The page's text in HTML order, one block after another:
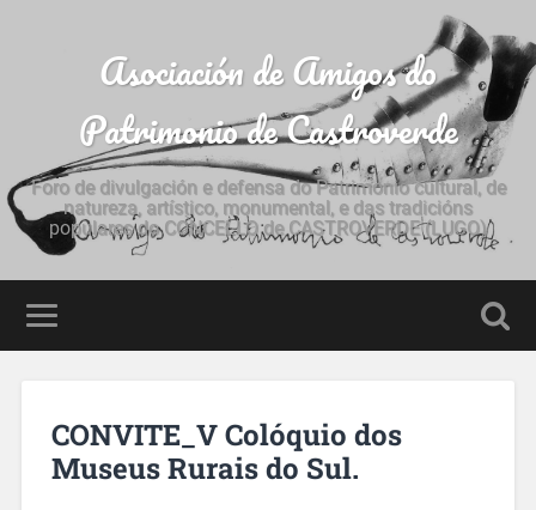
Asociación de Amigos do
Patrimonio de Castroverde
Foro de divulgación e defensa do Patrimonio cultural, de
natureza, artístico, monumental, e das tradicións
populares do CONCELLO de CASTROVERDE (LUGO)
CONVITE_V Colóquio dos
Museus Rurais do Sul.